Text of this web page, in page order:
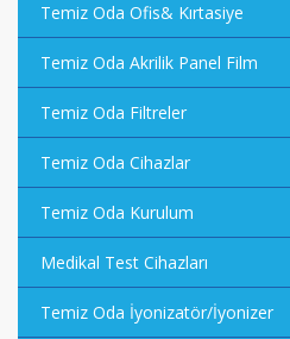
Temiz Oda Ofis& Kırtasiye
Temiz Oda Akrilik Panel Film
Temiz Oda Filtreler
Temiz Oda Cihazlar
Temiz Oda Kurulum
Medikal Test Cihazları
Temiz Oda İyonizatör/İyonizer